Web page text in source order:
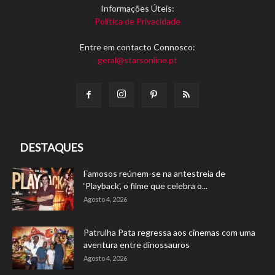
Informações Úteis:
Política de Privacidade
Entre em contacto Connosco:
geral@starsonline.pt
DESTAQUES
Famosos reúnem-se na antestreia de
‘Playback’, o filme que celebra o...
Agosto 4, 2026
Patrulha Pata regressa aos cinemas com uma
aventura entre dinossauros
Agosto 4, 2026